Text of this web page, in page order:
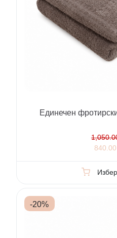
Единечен
840.00
-20%